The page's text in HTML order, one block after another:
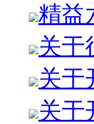
精益
关于
关于
关于